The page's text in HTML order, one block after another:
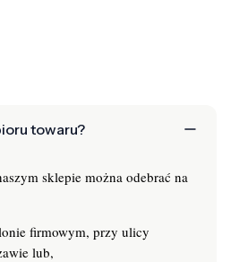
towaru?
sklepie można odebrać na
firmowym, przy ulicy
lub,